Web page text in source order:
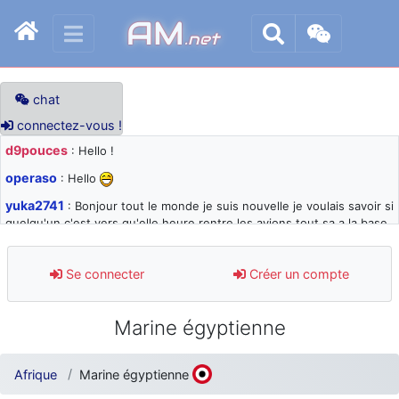
AM.net
chat
connectez-vous !
d9pouces : Hello !
operaso : Hello
yuka2741 : Bonjour tout le monde je suis nouvelle je voulais savoir si
quelqu'un c'est vers qu'elle heure rentre les avions tout sa a la base
d9pouces: désolé pour les quelques blocages du site ces derniers
jours : je teste des méthodes contre le spam et les bots trop nocifs
: Super, la nouvelle bannière
d9pouces
: je suis un avion@,._,+ > lesquels ? je ne suis pas sûr de
comprendre
Se connecter Créer un compte
Marine égyptienne
Afrique Marine égyptienne